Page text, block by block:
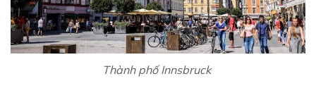
Thành phố Innsbruck